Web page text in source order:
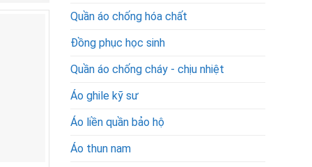
Quần áo chống hóa chất
Đồng phục học sinh
Quần áo chống cháy - chịu nhiệt
Áo ghile kỹ sư
Áo liền quần bảo hộ
Áo thun nam